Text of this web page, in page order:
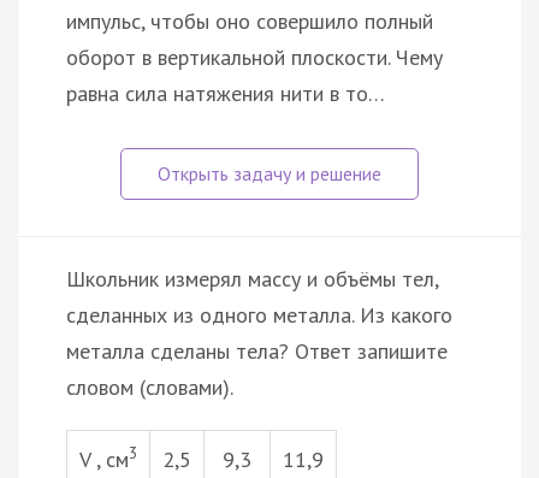
импульс, чтобы оно совершило полный
оборот в вертикальной плоскости. Чему
равна сила натяжения нити в то…
Школьник измерял массу и объёмы тел,
сделанных из одного металла. Из какого
металла сделаны тела? Ответ запишите
словом (словами).
V , см3 2,5 9,3 11,9